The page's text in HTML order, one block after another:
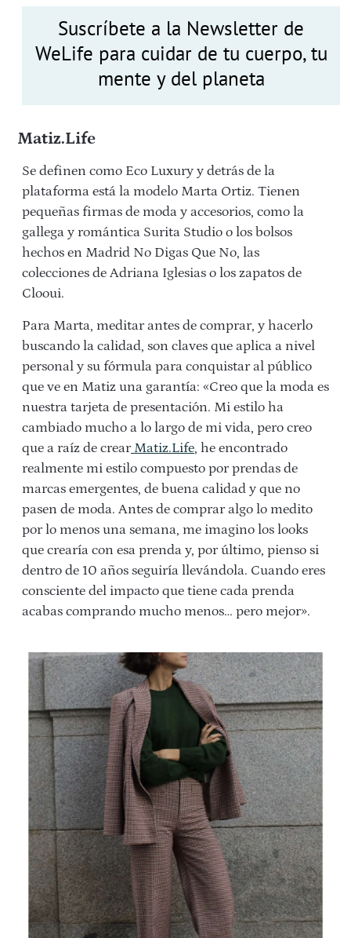
Suscríbete a la Newsletter de
WeLife para cuidar de tu cuerpo, tu
mente y del planeta
Matiz.Life
Se definen como Eco Luxury y detrás de la
plataforma está la modelo Marta Ortiz. Tienen
pequeñas firmas de moda y accesorios, como la
gallega y romántica Surita Studio o los bolsos
hechos en Madrid No Digas Que No, las
colecciones de Adriana Iglesias o los zapatos de
Clooui.
Para Marta, meditar antes de comprar, y hacerlo
buscando la calidad, son claves que aplica a nivel
personal y su fórmula para conquistar al público
que ve en Matiz una garantía: «Creo que la moda es
nuestra tarjeta de presentación. Mi estilo ha
cambiado mucho a lo largo de mi vida, pero creo
que a raíz de crearMatiz.Life, he encontrado
realmente mi estilo compuesto por prendas de
marcas emergentes, de buena calidad y que no
pasen de moda. Antes de comprar algo lo medito
por lo menos una semana, me imagino los looks
que crearía con esa prenda y, por último, pienso si
dentro de 10 años seguiría llevándola. Cuando eres
consciente del impacto que tiene cada prenda
acabas comprando mucho menos… pero mejor».